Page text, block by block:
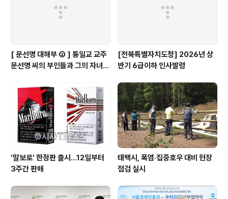
[ 문선명 대해부 ② ] 통일교 교주
문선명 씨의 부인들과 그의 자녀들
[전북특별자치도청] 2026년 상
반기 6급이하 인사발령
‘말보로’ 한정판 출시…12일부터
3주간 판매
태백시, 폭염·집중호우 대비 현장
점검 실시